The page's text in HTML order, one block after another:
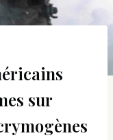
sur